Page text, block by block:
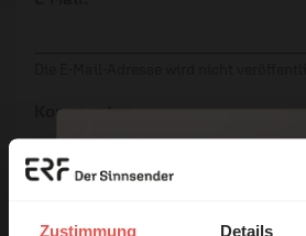
Zustimmung Details
Kommentar:
Meinen Kommentar nicht